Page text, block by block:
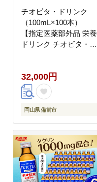
チオビタ・ドリンク
（100mL×100本）
【指定医薬部外品 栄養
ドリンク チオビタ・ド
ト】
32,000円
岡山県 備前市